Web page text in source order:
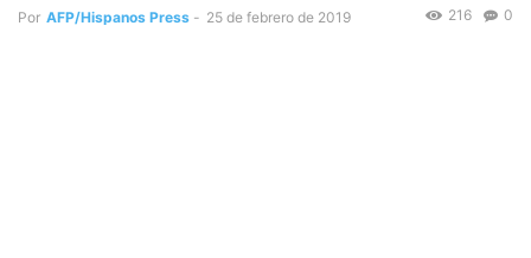
Por AFP/Hispanos Press - 25 de febrero de 2019 0
216